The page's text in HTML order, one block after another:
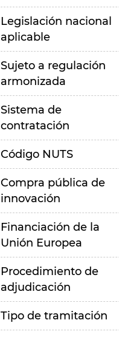
Legislación nacional
aplicable
Sujeto a regulación
armonizada
Sistema de
contratación
Código NUTS
Compra pública de
innovación
Financiación de la
Unión Europea
Procedimiento de
adjudicación
Tipo de tramitación